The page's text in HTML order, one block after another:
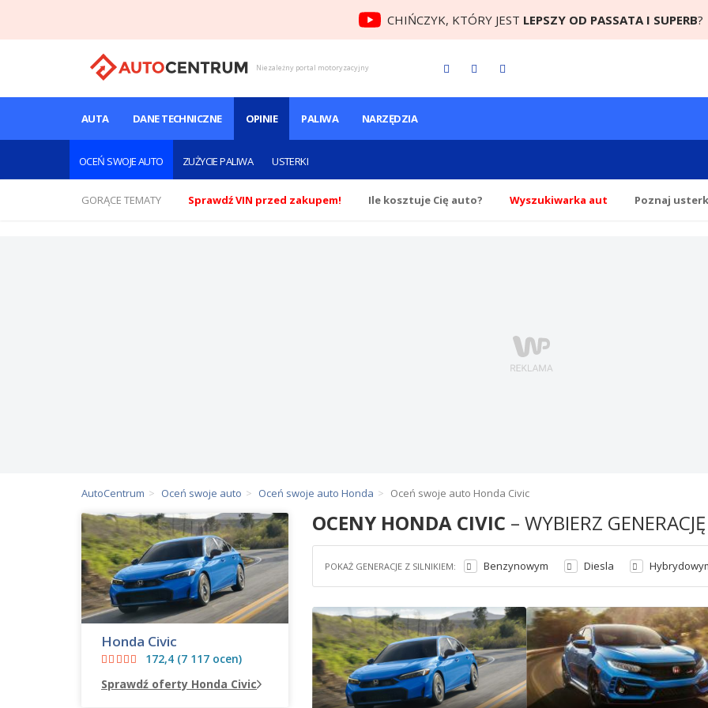
CHIŃCZYK, KTÓRY JEST LEPSZY OD PASSATA I SUPERB?
Niezależny portal motoryzacyjny
AUTA DANE TECHNICZNE OPINIE
OCEŃ SWOJE AUTO ZUŻYCIE PALIWA USTERKI
PALIWA NARZĘDZIA
GORĄCE TEMATY Sprawdź VIN przed zakupem! Ile kosztuje Cię auto? Wyszukiwarka aut Poznaj
AutoCentrum Oceń swoje auto Oceń swoje auto Honda Oceń swoje auto Honda Civic
OCENY HONDA CIVIC – WYBIERZ GENERACJĘ
POKAŻ GENERACJE Z SILNIKIEM: Benzynowym Diesla
Honda Civic
172,4 (7 117 ocen)
Sprawdź oferty Honda Civic